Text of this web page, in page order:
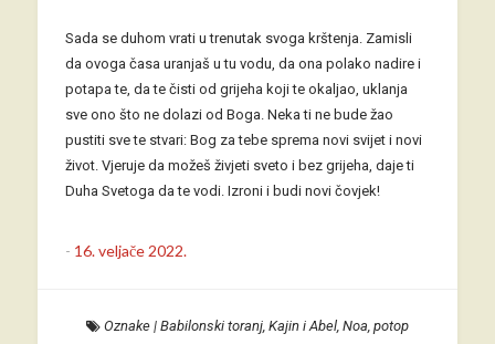
Sada se duhom vrati u trenutak svoga krštenja. Zamisli
da ovoga časa uranjaš u tu vodu, da ona polako nadire i
potapa te, da te čisti od grijeha koji te okaljao, uklanja
sve ono što ne dolazi od Boga. Neka ti ne bude žao
pustiti sve te stvari: Bog za tebe sprema novi svijet i novi
život. Vjeruje da možeš živjeti sveto i bez grijeha, daje ti
Duha Svetoga da te vodi. Izroni i budi novi čovjek!
- 16. veljače 2022.
Oznake| Babilonski toranj, Kajin i Abel, Noa potop